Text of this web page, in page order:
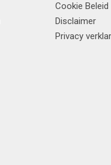
Cookie Beleid
Disclaimer
Privacy